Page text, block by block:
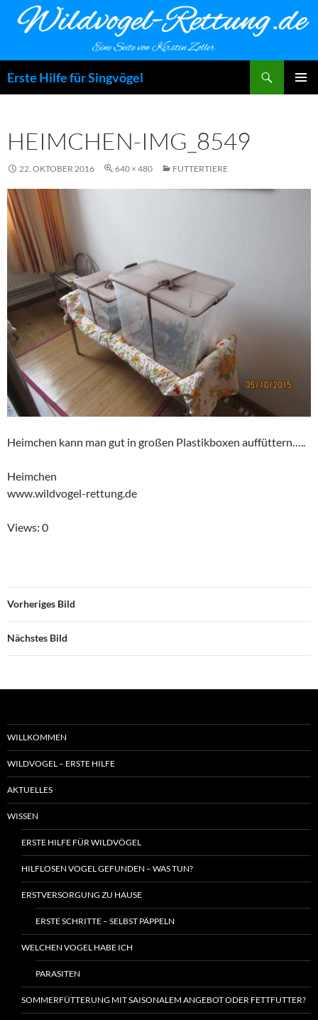
Inhalt
Erste Hilfe für Singvögel
HEIMCHEN-IMG_8549
22. OKTOBER 2016 640 × 480 FUTTERTIERE
Heimchen kann man gut in großen Plastikboxen auffüttern…..
Heimchen
www.wildvogel-rettung.de
Views: 0
Vorheriges Bild
Nächstes Bild
WILLKOMMEN
WILDVOGEL – ERSTE HILFE
AKTUELLES
WISSEN
ERSTE HILFE FÜR WILDVÖGEL
HILFLOSEN VOGEL GEFUNDEN – WAS TUN?
ERSTVERSORGUNG ZU HAUSE
ERSTE SCHRITTE – SELBST PÄPPELN
WELCHEN VOGEL HABE ICH
PARASITEN
SOMMERFÜTTERUNG MIT SAISONALEM ANGEBOT ODER FETTFUTTER?